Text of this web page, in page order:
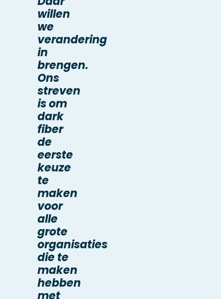
willen
we
verandering
in
brengen.
Ons
streven
is om
dark
fiber
de
eerste
keuze
te
maken
voor
alle
grote
organisaties
die te
maken
hebben
met